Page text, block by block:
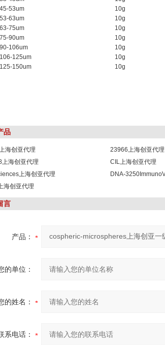
53um
10g
63um
10g
75um
10g
90um
10g
106um
10g
125um
10g
150um
10g
品
海创亚代理 23966上海创亚代理
上海创亚代理
CIL上海创亚代理
上海创亚代理
DNA-
海创亚代理
言
产品：
的单位：
的姓名：
系电话：